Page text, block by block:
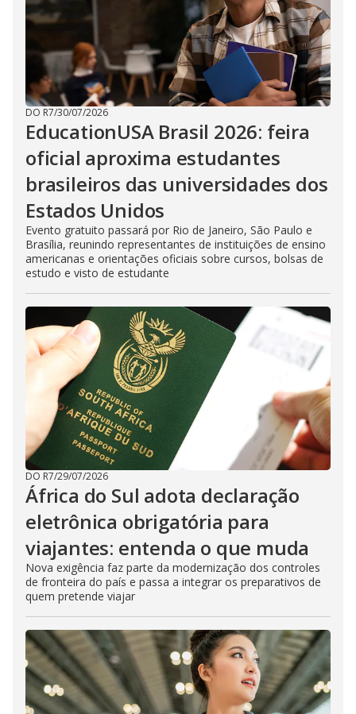
DO R7/30/07/2026
EducationUSA Brasil 2026: feira
oficial aproxima estudantes
brasileiros das universidades dos
Estados Unidos
Evento gratuito passará por Rio de Janeiro, São Paulo e
Brasília, reunindo representantes de instituições de ensino
americanas e orientações oficiais sobre cursos, bolsas de
estudo e visto de estudante
DO R7/29/07/2026
África do Sul adota declaração
eletrônica obrigatória para
viajantes: entenda o que muda
Nova exigência faz parte da modernização dos controles
de fronteira do país e passa a integrar os preparativos de
quem pretende viajar